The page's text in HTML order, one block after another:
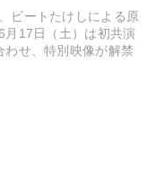
ビートたけしによる原
月17日（土）は初共演
せ、特別映像が解禁